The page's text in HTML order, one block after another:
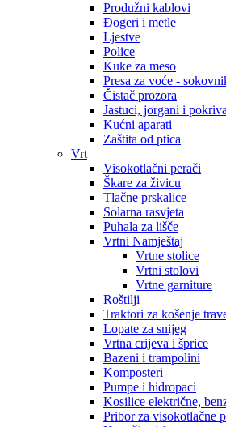
Produžni kablovi
Đogeri i metle
Ljestve
Police
Kuke za meso
Presa za voće -
Čistač prozora
Jastuci, jorgani i
Kućni aparati
Zaštita od ptica
Vrt
Visokotlačni perači
Škare za živicu
Tlačne prskalice
Solarna rasvjeta
Puhala za lišče
Vrtni Namještaj
Vrtne stolice
Vrtni stolovi
Vrtne garniture
Roštilji
Traktori za košenje
Lopate za snijeg
Vrtna crijeva i šprice
Bazeni i trampolini
Komposteri
Pumpe i hidropaci
Kosilice električne,
Pribor za visokotlačne